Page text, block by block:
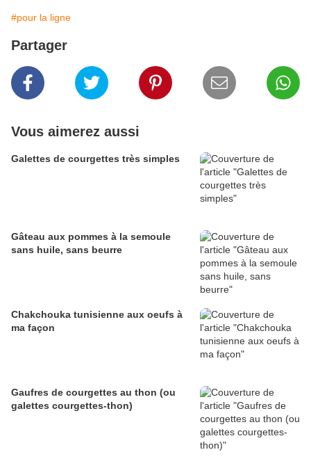
#pour la ligne
Partager
Vous aimerez aussi
Galettes de courgettes très simples
Gâteau aux pommes à la semoule
sans huile, sans beurre
Chakchouka tunisienne aux oeufs à
ma façon
Gaufres de courgettes au thon (ou
galettes courgettes-thon)